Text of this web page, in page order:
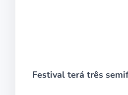
Festival terá três